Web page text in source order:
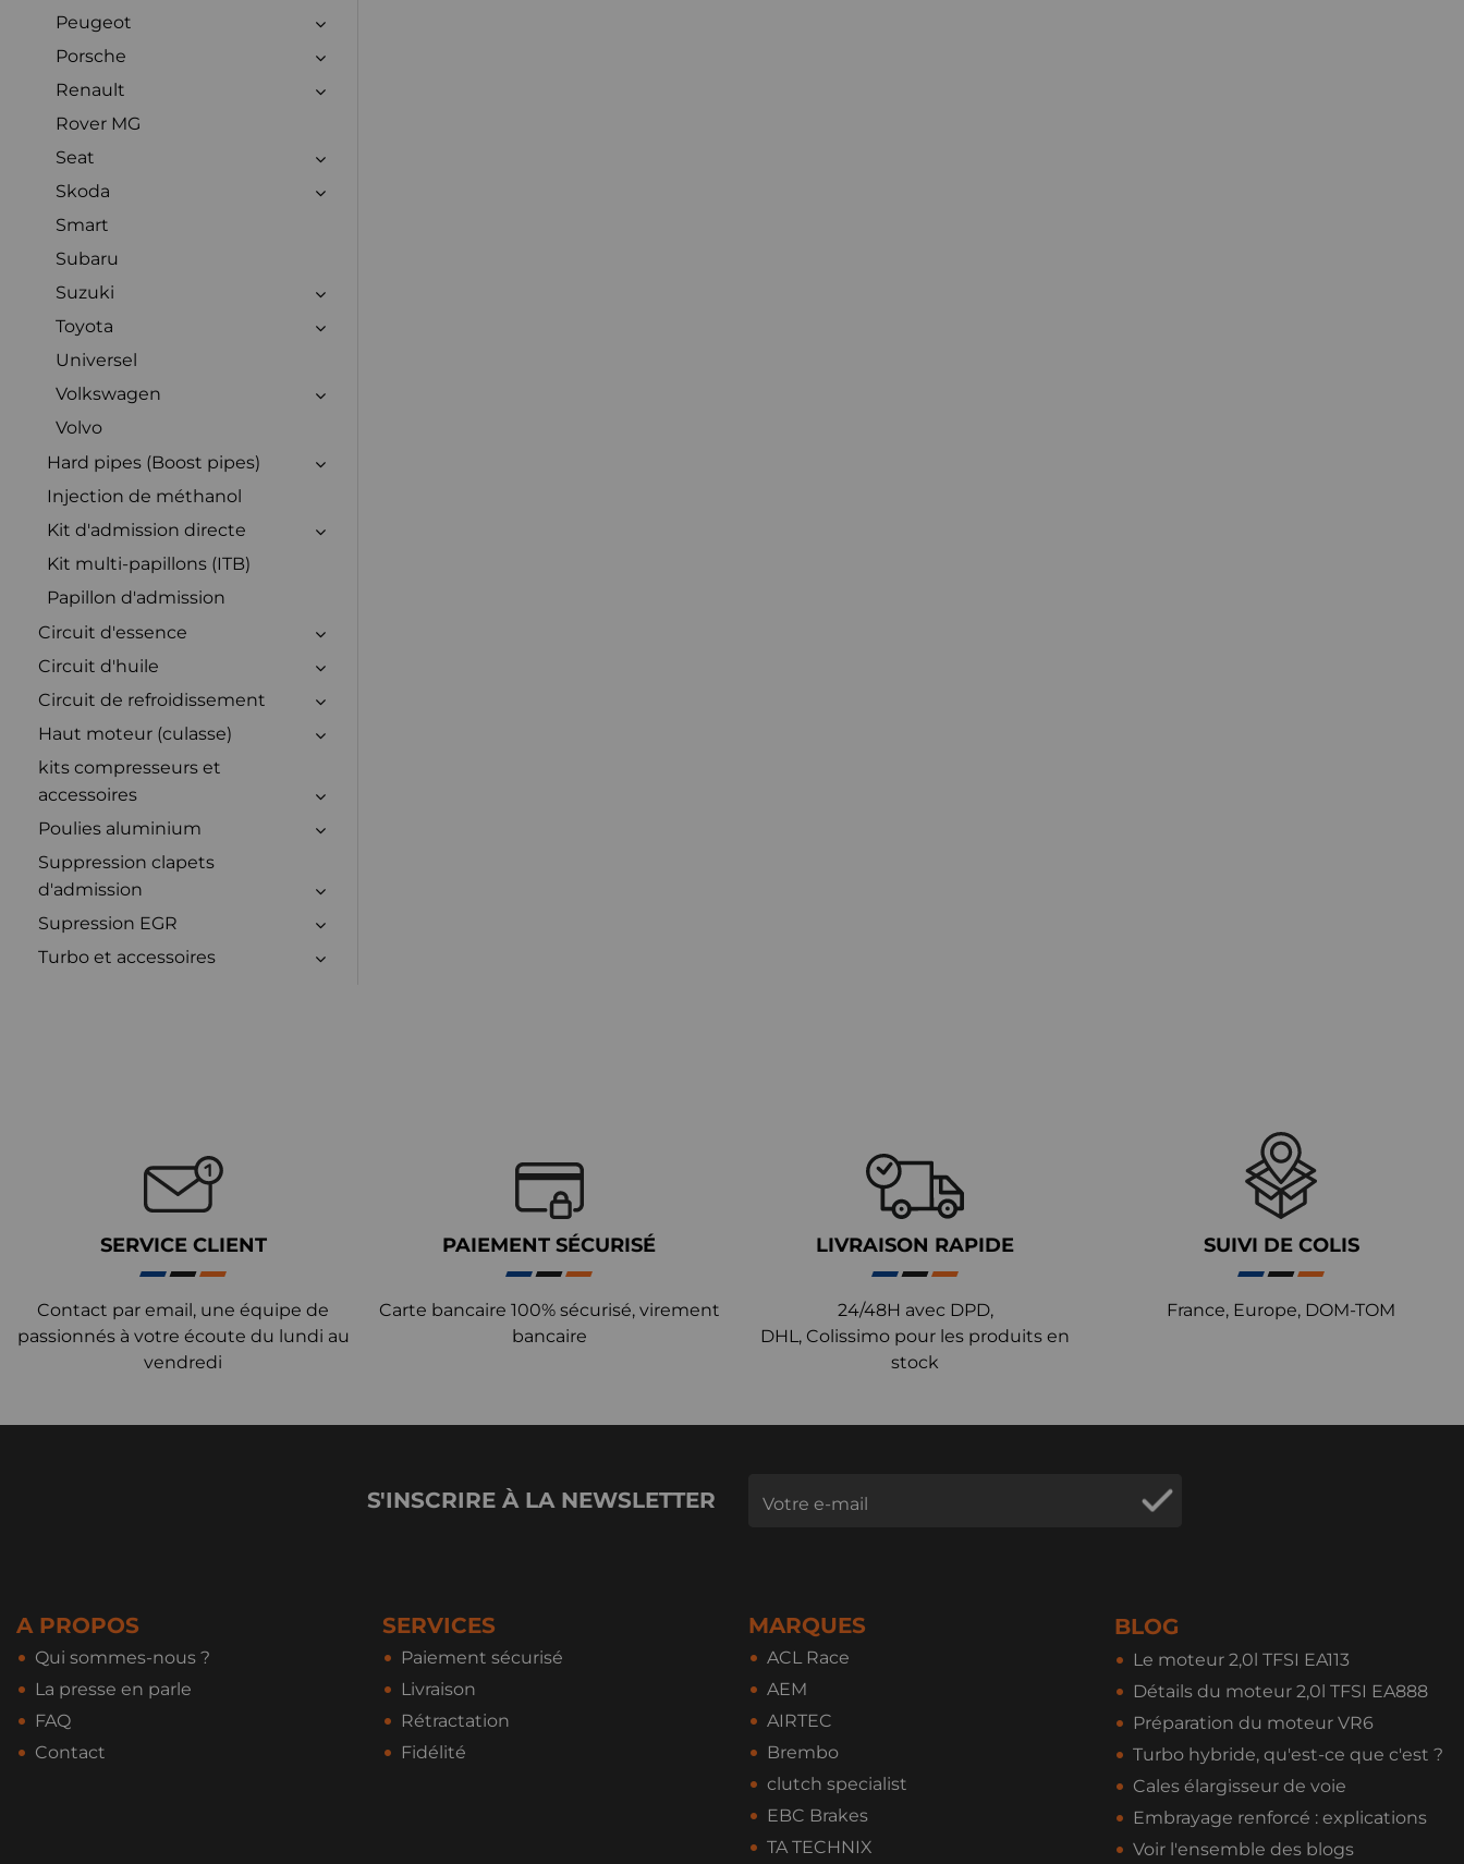
Peugeot
Porsche
Renault
Rover MG
Seat
Skoda
Smart
Subaru
Suzuki
Toyota
Universel
Volkswagen
Volvo
Hard pipes (Boost pipes)
Injection de méthanol
Kit d'admission directe
Kit multi-papillons (ITB)
Papillon d'admission
Circuit d'essence
Circuit d'huile
Circuit de refroidissement
Haut moteur (culasse)
kits compresseurs et
accessoires
Poulies aluminium
Suppression clapets
d'admission
Supression EGR
Turbo et accessoires
SERVICE CLIENT
Contact par email, une équipe de
passionnés à votre écoute du lundi au
vendredi
PAIEMENT SÉCURISÉ
Carte bancaire 100% sécurisé, virement
bancaire
LIVRAISON RAPIDE
24/48H avec DPD,
DHL, Colissimo pour les produits en
stock
SUIVI DE COLIS
France, Europe, DOM-TOM
S'INSCRIRE À LA NEWSLETTER
A PROPOS
Qui sommes-nous ?
La presse en parle
FAQ
Contact
SERVICES
Paiement sécurisé
Livraison
Rétractation
Fidélité
MARQUES
ACL Race
AEM
AIRTEC
Brembo
clutch specialist
EBC Brakes
TA TECHNIX
BLOG
Le moteur 2,0l TFSI EA113
Détails du moteur 2,0l TFSI EA888
Préparation du moteur VR6
Turbo hybride, qu'est-ce que c'est ?
Cales élargisseur de voie
Embrayage renforcé : explications
Voir l'ensemble des blogs